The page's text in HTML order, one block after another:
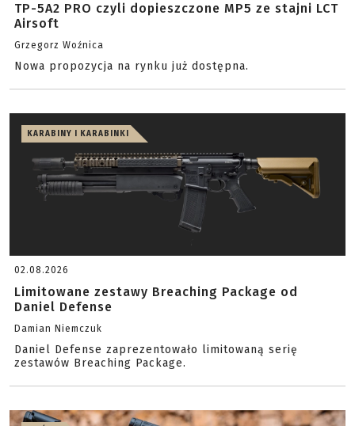
TP-5A2 PRO czyli dopieszczone MP5 ze stajni LCT
Airsoft
Grzegorz Woźnica
Nowa propozycja na rynku już dostępna.
KARABINY I KARABINKI
02.08.2026
Limitowane zestawy Breaching Package od
Daniel Defense
Damian Niemczuk
Daniel Defense zaprezentowało limitowaną serię
zestawów Breaching Package.